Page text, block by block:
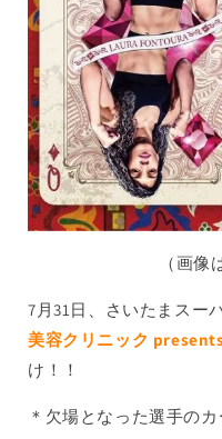
（画像
7月31日、さいたまスー
美容クリニック
け！！
＊欠場となった選手の